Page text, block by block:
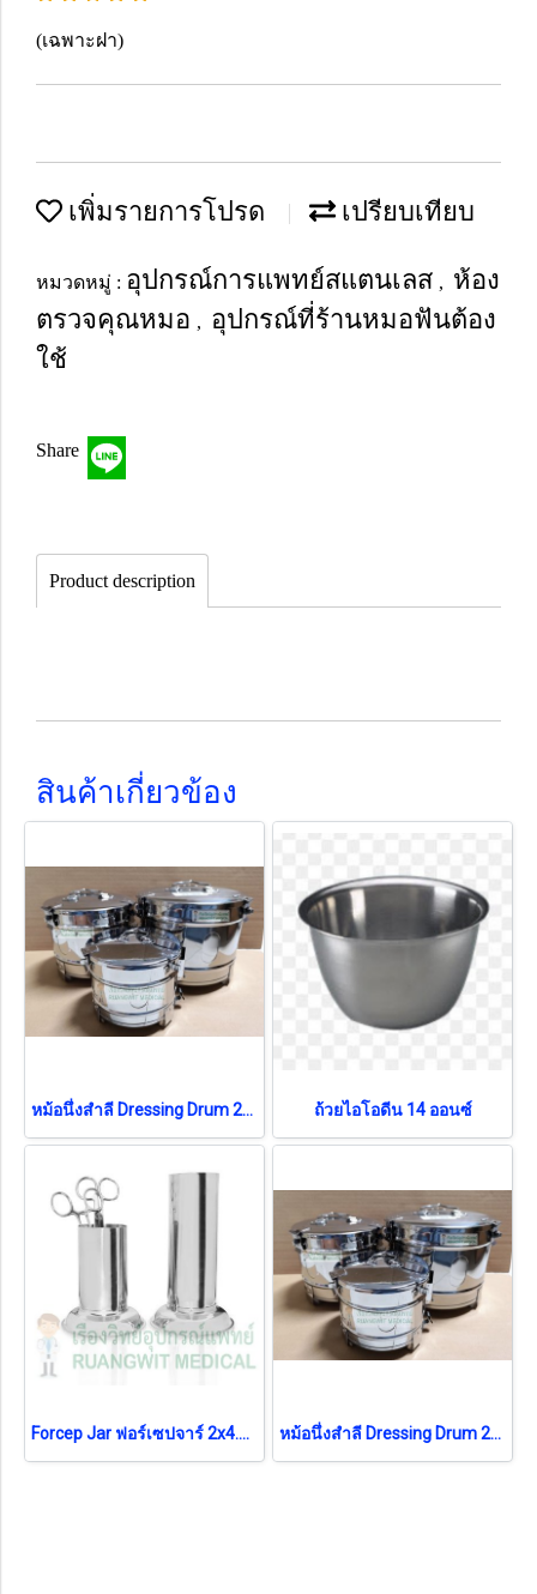
(เฉพาะฝา)
เพิ่มรายการโปรด เปรียบเทียบ
หมวดหมู่ : อุปกรณ์การแพทย์สแตนเลส , ห้อง
ตรวจคุณหมอ , อุปกรณ์ที่ร้านหมอฟันต้อง
ใช้
Share
Product description
สินค้าเกี่ยวข้อง
หม้อนึ่งสำลี Dressing Drum 21x16 cm ถ้วยไอโอดีน 14 ออนซ์
Forcep Jar ฟอร์เซปจาร์ 2x4.5 นิ้ว หม้อนึ่งสำลี Dressing Drum 24x18 cm